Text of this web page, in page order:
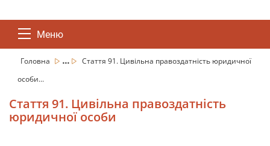
Меню
Головна ...
Стаття 91. Цивільна правоздатність юридичної
особи...
Стаття 91. Цивільна правоздатність
юридичної особи